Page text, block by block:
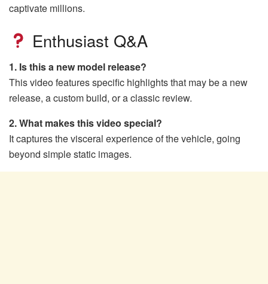
captivate millions.
Enthusiast Q&A
1. Is this a new model release?
This video features specific highlights that may be a new
release, a custom build, or a classic review.
2. What makes this video special?
It captures the visceral experience of the vehicle, going
beyond simple static images.